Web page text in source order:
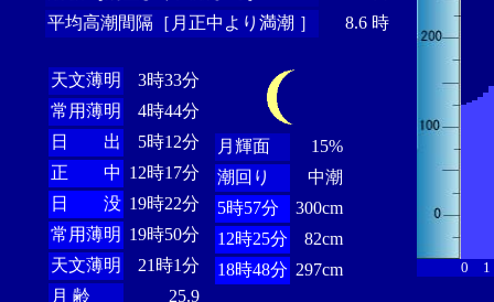
平均高潮間隔［月正中より満潮 ］
8.6 時
天文薄明
3時33分
常用薄明
4時44分
日 出
5時12分
正 中 12時17分
日 没 19時22分
常用薄明 19時50分
天文薄明
21時1分
月 齢
25.9
月輝面
15%
潮回り
中潮
5時57分
300cm
12時25分
82cm
18時48分 297cm 0 1